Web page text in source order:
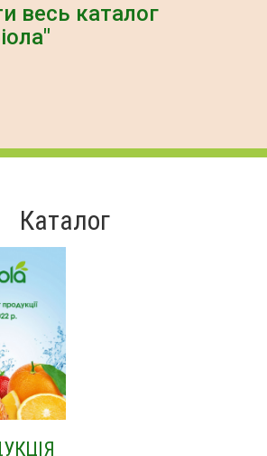
весь каталог
Каталог